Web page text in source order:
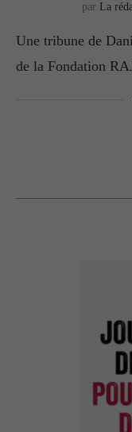
par La
Une tribune de
de la Fondation